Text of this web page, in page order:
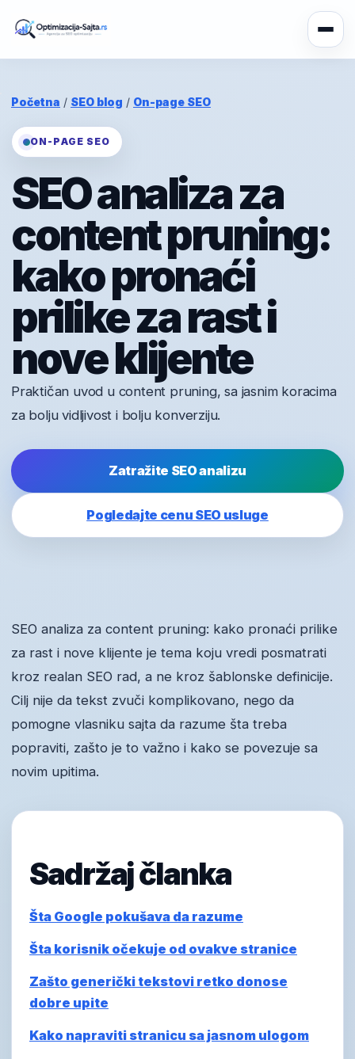
Početna / SEO blog / On-page SEO
ON-PAGE SEO
SEO analiza za
content pruning:
kako pronaći
prilike za rast i
nove klijente
Praktičan uvod u content pruning, sa jasnim koracima
za bolju vidljivost i bolju konverziju.
Zatražite SEO analizu
Pogledajte cenu SEO usluge
SEO analiza za content pruning: kako pronaći prilike
za rast i nove klijente je tema koju vredi posmatrati
kroz realan SEO rad, a ne kroz šablonske definicije.
Cilj nije da tekst zvuči komplikovano, nego da
pomogne vlasniku sajta da razume šta treba
popraviti, zašto je to važno i kako se povezuje sa
novim upitima.
Sadržaj članka
Šta Google pokušava da razume
Šta korisnik očekuje od ovakve stranice
Zašto generički tekstovi retko donose
dobre upite
Kako napraviti stranicu sa jasnom ulogom